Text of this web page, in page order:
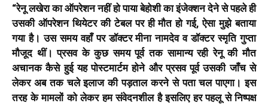
“रेनू लखेरा का ऑपरेशन नहीं हो पाया बेहोशी का इंजेक्शन देने से पहले ही
उसकी ऑपरेशन थियेटर की टेबल पर ही मौत हो गई, ऐसा मुझे बताया
गया है। उस समय वहाँ पर डॉक्टर मीना नामदेव व डॉक्टर स्मृति गुप्ता
मौजूद थीं। प्रसव के कुछ समय पूर्व तक सामान्य रही रेनू की मौत
अचानक कैसे हुई यह पोस्टमार्टम होने और प्रसव पूर्व उसकी जाँच से
लेकर अब तक चले इलाज की पड़ताल करने से पता चल पाएगा। इस
तरह के मामलों को लेकर हम संवेदनशील है इसलिए हर पहलू से निष्पक्ष